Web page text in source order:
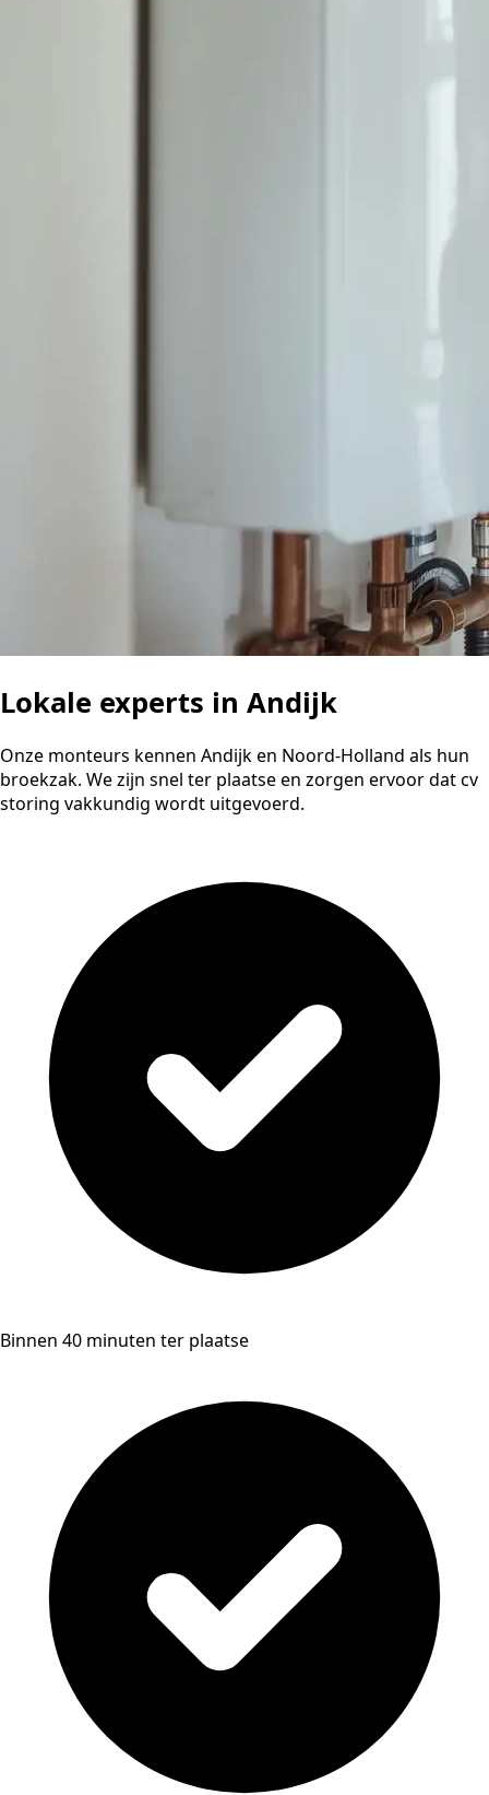
Lokale experts in Andijk
Onze monteurs kennen Andijk en Noord-Holland als hun
broekzak. We zijn snel ter plaatse en zorgen ervoor dat cv
storing vakkundig wordt uitgevoerd.
Binnen 40 minuten ter plaatse